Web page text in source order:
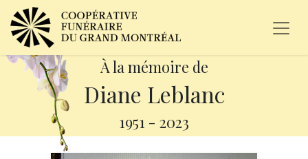
À la mémoire de
Diane Leblanc
1951 - 2023